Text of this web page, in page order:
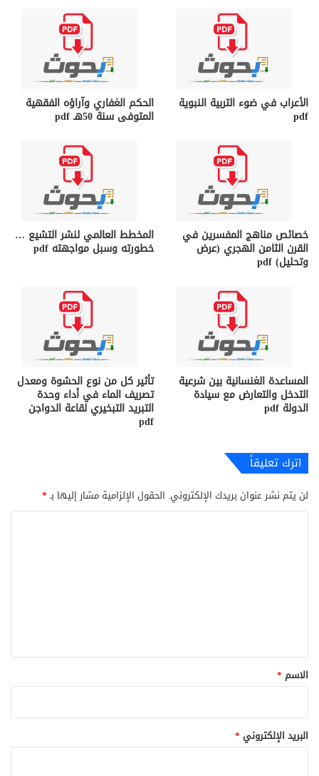
الأعراب في ضوء التربية النبوية
pdf
الحكم الغفاري وآراؤه الفقهية
المتوفى سنة 50هـ pdf
خصائص مناهج المفسرين في
القرن الثامن الهجري (عرض
وتحليل) pdf
المخطط العالمي لنشر التشيع …
خطورته وسبل مواجهته pdf
المساعدة الغنسانية بين شرعية
التدخل والتعارض مع سيادة
الدولة pdf
تأثير كل من نوع الحشوة ومعدل
تصريف الماء في أداء وحدة
التبريد التبخيري لقاعة الدواجن
pdf
اترك تعليقاً
لن يتم نشر عنوان بريدك الإلكتروني. الحقول الإلزامية مشار إليها بـ*
*
الاسم *
البريد الإلكتروني *